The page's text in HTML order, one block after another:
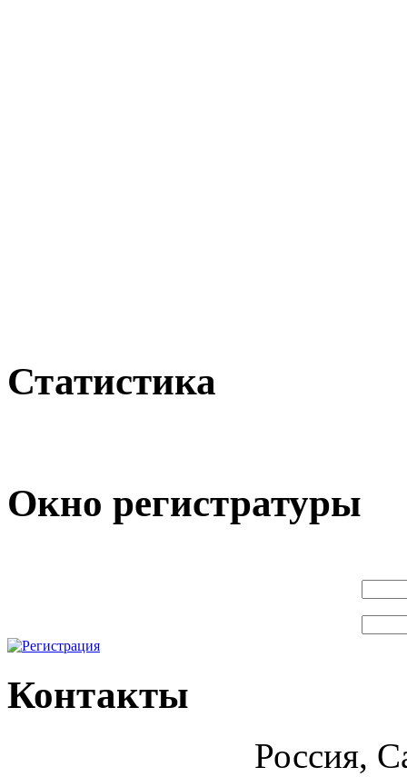
Статистика
Окно регистратуры
Контакты
Россия,